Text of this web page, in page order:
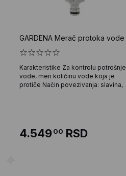
GARDENA Merač protoka vode
Karakteristike Za kontrolu potrošnje
vode, meri količinu vode koja je
protiče Način povezivanja: slavina,
4.54900 RSD